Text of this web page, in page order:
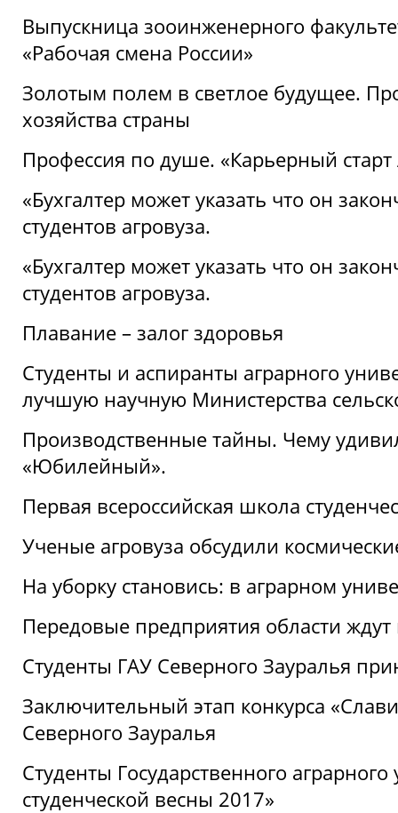
Выпускница зооинженерного
«Рабочая смена России»
Золотым полем в светлое будущее.
хозяйства страны
Профессия по душе. «Карьерный
«Бухгалтер может указать что он
студентов агровуза.
«Бухгалтер может указать что он
студентов агровуза.
Плавание – залог здоровья
Студенты и аспиранты аграрного
лучшую научную Министерства
Производственные тайны. Чему
«Юбилейный».
Первая всероссийская школа
Ученые агровуза обсудили
На уборку становись: в аграрном
Передовые предприятия области ждут
Студенты ГАУ Северного Зауралья
Заключительный этап конкурса
Северного Зауралья
Студенты Государственного
студенческой весны 2017»